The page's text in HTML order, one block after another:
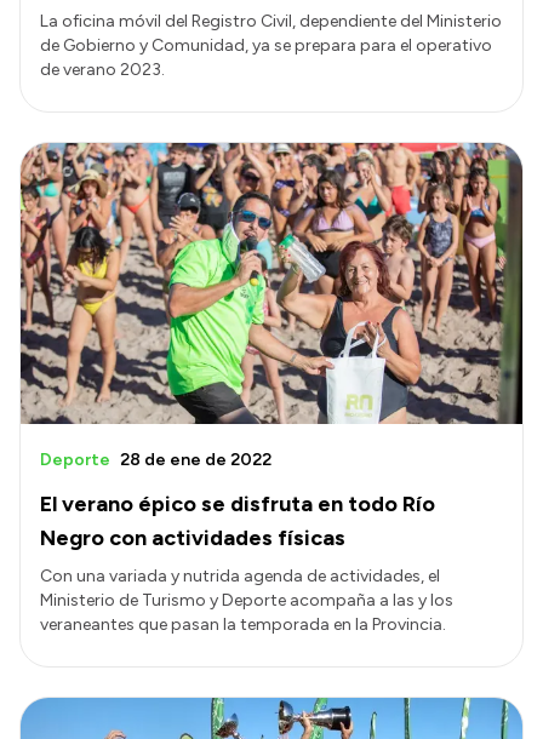
La oficina móvil del Registro Civil, dependiente del Ministerio
de Gobierno y Comunidad, ya se prepara para el operativo
de verano 2023.
El verano épico se disfruta en todo Río
Negro con actividades físicas
Deporte 28 de ene de 2022
Con una variada y nutrida agenda de actividades, el
Ministerio de Turismo y Deporte acompaña a las y los
veraneantes que pasan la temporada en la Provincia.